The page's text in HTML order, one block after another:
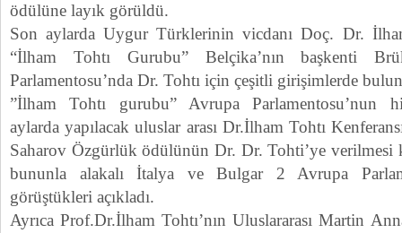
ödülüne layık görüldü.
Son aylarda Uygur Türklerinin vicdanı Doç. Dr.
“İlham Tohtı Gurubu” Belçika’nın başkenti
Parlamentosu’nda Dr. Tohtı için çeşitli girişimlerde
”İlham Tohtı gurubu” Avrupa Parlamentosu’nun
aylarda yapılacak uluslar arası Dr.İlham Tohtı
Saharov Özgürlük ödülünün Dr. Dr. Tohti’ye verilmesi
bununla alakalı İtalya ve Bulgar 2 Avrupa
görüştükleri açıkladı.
Ayrıca Prof.Dr.İlham Tohtı’nın Uluslararası Martin